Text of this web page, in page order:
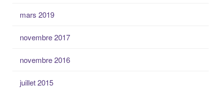
mars 2019
novembre 2017
novembre 2016
juillet 2015